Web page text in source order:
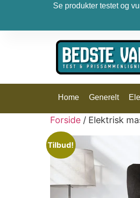
Se produkter testet og
Home Generelt
Forside / Elektrisk
Tilbud!